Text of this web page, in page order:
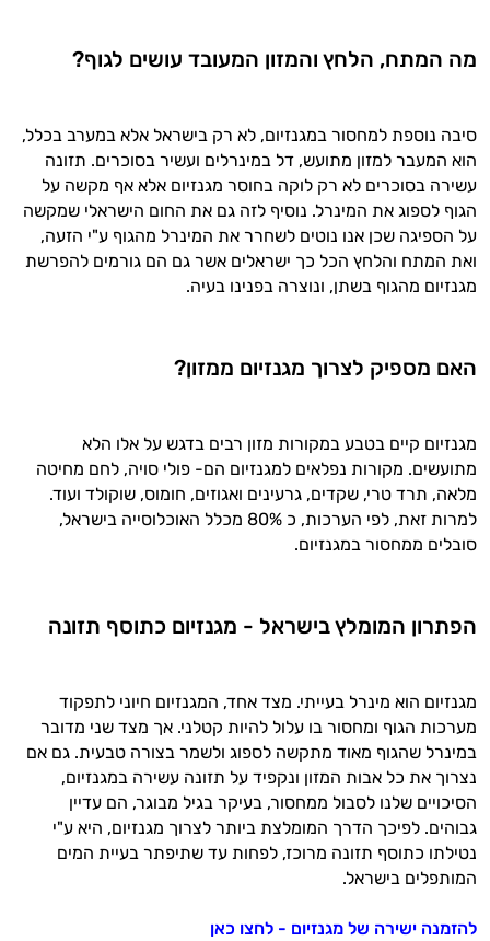
מה המתח, הלחץ והמזון המעובד עושים לגוף?
סיבה נוספת למחסור במגנזיום, לא רק בישראל אלא במערב בכלל,
הוא המעבר למזון מתועש, דל במינרלים ועשיר בסוכרים. תזונה
עשירה בסוכרים לא רק לוקה בחוסר מגנזיום אלא אף מקשה על
הגוף לספוג את המינרל. נוסיף לזה גם את החום הישראלי שמקשה
על הספיגה שכן אנו נוטים לשחרר את המינרל מהגוף ע"י הזעה,
ואת המתח והלחץ הכל כך ישראלים אשר גם הם גורמים להפרשת
מגנזיום מהגוף בשתן, ונוצרה בפנינו בעיה.
האם מספיק לצרוך מגנזיום ממזון?
מגנזיום קיים בטבע במקורות מזון רבים בדגש על אלו הלא
מתועשים. מקורות נפלאים למגנזיום הם- פולי סויה, לחם מחיטה
מלאה, תרד טרי, שקדים, גרעינים ואגוזים, חומוס, שוקולד ועוד.
למרות זאת, לפי הערכות, כ 80% מכלל האוכלוסייה בישראל,
סובלים ממחסור במגנזיום.
הפתרון המומלץ בישראל - מגנזיום כתוסף תזונה
מגנזיום הוא מינרל בעייתי. מצד אחד, המגנזיום חיוני לתפקוד
מערכות הגוף ומחסור בו עלול להיות קטלני. אך מצד שני מדובר
במינרל שהגוף מאוד מתקשה לספוג ולשמר בצורה טבעית. גם אם
נצרוך את כל אבות המזון ונקפיד על תזונה עשירה במגנזיום,
הסיכויים שלנו לסבול ממחסור, בעיקר בגיל מבוגר, הם עדיין
גבוהים. לפיכך הדרך המומלצת ביותר לצרוך מגנזיום, היא ע"י
נטילתו כתוסף תזונה מרוכז, לפחות עד שתיפתר בעיית המים
המותפלים בישראל.
להזמנה ישירה של מגנזיום - לחצו כאן
אני יועץ הבריאות האישי AI של טבע בריא.
התשובות שלי מבוססות על מאגרי מידע קליניים
וספרות מקצועית בתחומי הרפואה הטבעית
ותזונת הספורט.
אני כאן כדי לעזור לך להתאים את תוספי
יום וגם בתחום הכושר והספורט.
אישיות מבוססות מדעית.
זה הזמן להתחיל. איך אוכל לעזור?